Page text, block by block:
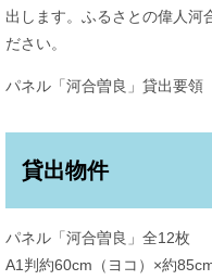
出します。ふるさとの偉人河
ださい。
パネル「河合曽良」貸出要領
貸出物件
パネル「河合曽良」全12枚
A1判約60cm（ヨコ）×約